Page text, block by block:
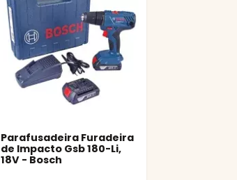
Parafusadeira Furadeira
de Impacto Gsb 180-Li,
18V - Bosch